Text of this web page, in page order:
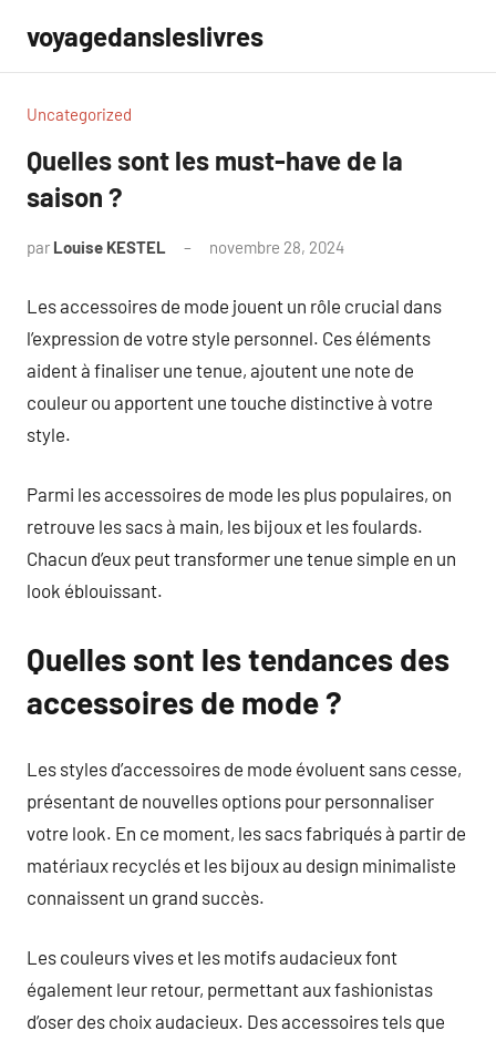
contenu
voyagedansleslivres
Uncategorized
Quelles sont les must-have de la
saison ?
par Louise KESTEL novembre 28, 2024
Les accessoires de mode jouent un rôle crucial dans
l’expression de votre style personnel. Ces éléments
aident à finaliser une tenue, ajoutent une note de
couleur ou apportent une touche distinctive à votre
style.
Parmi les accessoires de mode les plus populaires, on
retrouve les sacs à main, les bijoux et les foulards.
Chacun d’eux peut transformer une tenue simple en un
look éblouissant.
Quelles sont les tendances des
accessoires de mode ?
Les styles d’accessoires de mode évoluent sans cesse,
présentant de nouvelles options pour personnaliser
votre look. En ce moment, les sacs fabriqués à partir de
matériaux recyclés et les bijoux au design minimaliste
connaissent un grand succès.
Les couleurs vives et les motifs audacieux font
également leur retour, permettant aux fashionistas
d’oser des choix audacieux. Des accessoires tels que